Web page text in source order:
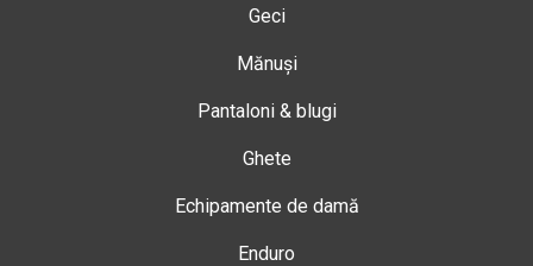
Geci
Mănuși
Pantaloni & blugi
Ghete
Echipamente de damă
Enduro